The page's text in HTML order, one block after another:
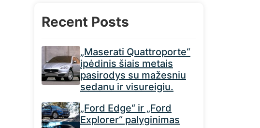
Recent Posts
„Maserati Quattroporte“
įpėdinis šiais metais
pasirodys su mažesniu
sedanu ir visureigiu.
„Ford Edge“ ir „Ford
Explorer“ palyginimas